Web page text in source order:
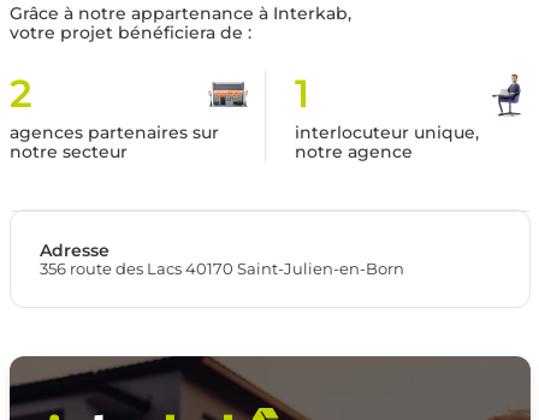
Grâce à notre appartenance à Interkab,
votre projet bénéficiera de :
2
agences partenaires sur
notre secteur
1
interlocuteur unique,
notre agence
Adresse
356 route des Lacs 40170 Saint-Julien-en-Born